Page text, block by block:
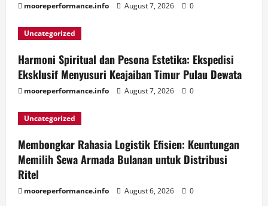
mooreperformance.info August 7, 2026 0
Uncategorized
Harmoni Spiritual dan Pesona Estetika: Ekspedisi
Eksklusif Menyusuri Keajaiban Timur Pulau Dewata
mooreperformance.info August 7, 2026 0
Uncategorized
Membongkar Rahasia Logistik Efisien: Keuntungan
Memilih Sewa Armada Bulanan untuk Distribusi
Ritel
mooreperformance.info August 6, 2026 0